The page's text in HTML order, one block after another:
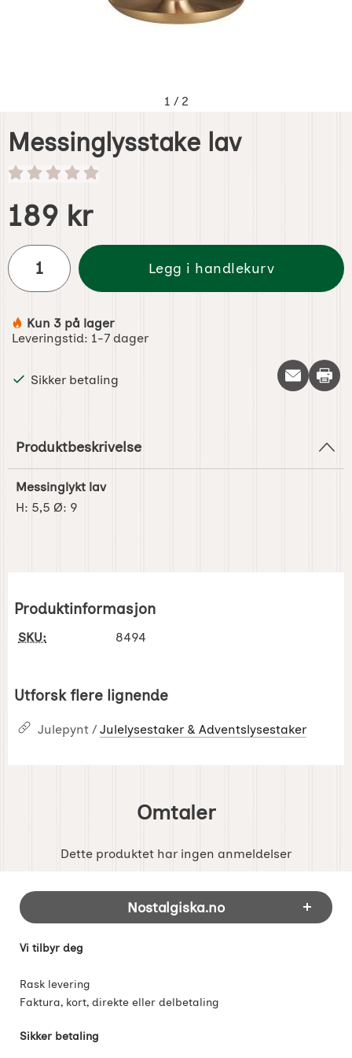
1 / 2
Messinglysstake lav
Handle dette produktet, Messinglysstake lav
pris
189 kr
antall
Legg i handlekurv
Produkttilgjengelighet:
Kun 3 på lager
Leveringstid: 1-7 dager
Sikker betaling Skriv
Produktbeskrivelse
Messinglykt lav
H: 5,5 Ø: 9
Produktinformasjon
SKU: 8494
Utforsk flere lignende
Julepynt / Julelysestaker & Adventslysestaker
Omtaler
Dette produktet har ingen anmeldelser
Footer-innhold Blandet informasjon og
Nostalgiska.no
Vi tilbyr deg
Rask levering
Faktura, kort, direkte eller delbetaling
Sikker betaling